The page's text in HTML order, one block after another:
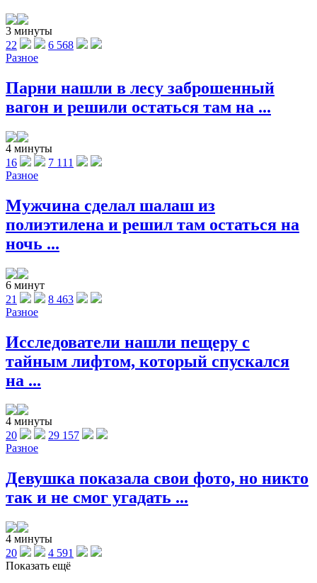
3 минуты
22
6 568
Разное
Парни нашли в лесу заброшенный
вагон и решили остаться там на ...
4 минуты
16
7 111
Разное
Мужчина сделал шалаш из
полиэтилена и решил там остаться на
ночь ...
6 минут
21
8 463
Разное
Исследователи нашли пещеру с
тайным лифтом, который спускался
на ...
4 минуты
20
29 157
Разное
Девушка показала свои фото, но никто
так и не смог угадать ...
4 минуты
20
4 591
Показать ещё